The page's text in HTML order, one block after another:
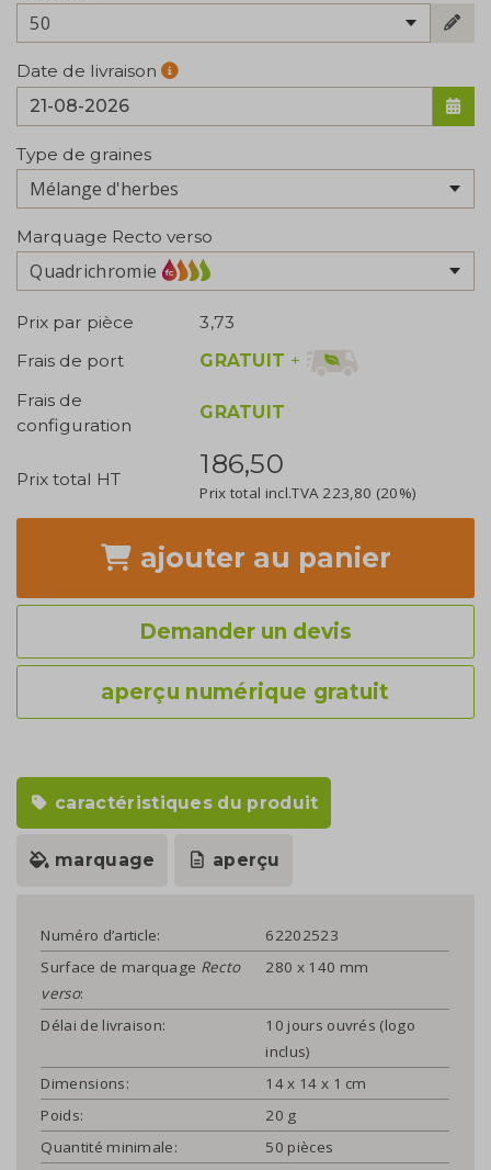
50
Date de livraison
Type de graines
Marquage Recto verso
Quadrichromie
Prix par pièce
3,73
Frais de port
GRATUIT +
Frais de
configuration
GRATUIT
Prix total HT 186,50
Prix total incl.TVA 223,80 (20%)
ajouter au panier
Demander un devis
aperçu numérique gratuit
caractéristiques du produit
marquage aperçu
Numéro d’article:
62202523
Surface de marquage Recto
verso:
280 x 140 mm
Délai de livraison:
10 jours ouvrés (logo
inclus)
Dimensions:
14 x 14 x 1 cm
Poids:
20 g
Quantité minimale:
50 pièces